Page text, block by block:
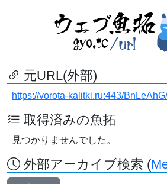
元URL(外部)
https://vorota-kalitki.ru:443/
取得済みの魚拓
見つかりませんでした。
外部アーカイブ検索 (